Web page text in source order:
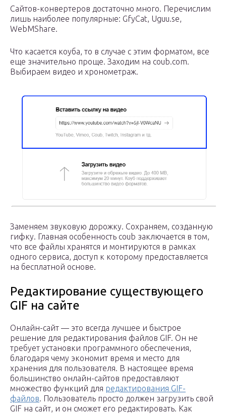
Сайтов-конвертеров достаточно много. Перечислим
лишь наиболее популярные: GfyCat, Uguu.se,
WebMShare.
Что касается коуба, то в случае с этим форматом, все
еще значительно проще. Заходим на coub.com.
Выбираем видео и хронометраж.
Заменяем звуковую дорожку. Сохраняем, созданную
гифку. Главная особенность coub заключается в том,
что все файлы хранятся и монтируются в рамках
одного сервиса, доступ к которому предоставляется
на бесплатной основе.
Редактирование существующего
GIF на сайте
Онлайн-сайт — это всегда лучшее и быстрое
решение для редактирования файлов GIF. Он не
требует установки программного обеспечения,
благодаря чему экономит время и место для
хранения для пользователя. В настоящее время
большинство онлайн-сайтов предоставляют
множество функций для редактирования GIF-
файлов. Пользователь просто должен загрузить свой
GIF на сайт, и он сможет его редактировать. Как